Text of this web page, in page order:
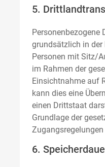
5.
Personenbezogene
grundsätzlich in der
Personen mit Sitz/
im Rahmen der
Einsichtnahme auf
kann dies eine
einen Drittstaat
Grundlage der
Zugangsregelungen
6.